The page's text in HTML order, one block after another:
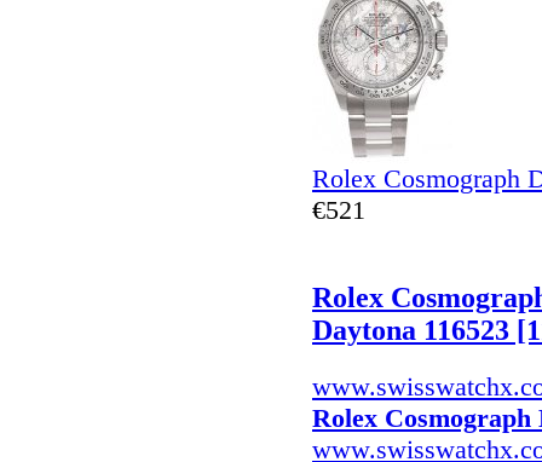
Rolex Cosmograph
€521
Rolex
Daytona 116523
Rolex Cosmograph